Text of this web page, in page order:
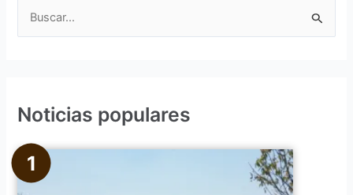
a
o
Noticias populares